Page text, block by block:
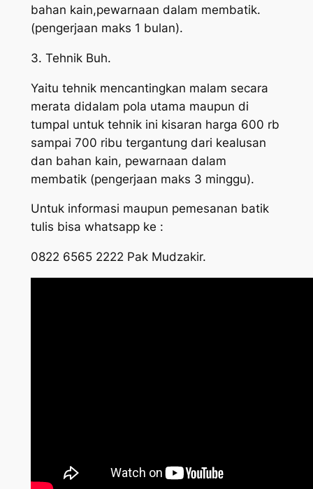
bahan kain,pewarnaan dalam membatik.
(pengerjaan maks 1 bulan).
3. Tehnik Buh.
Yaitu tehnik mencantingkan malam secara
merata didalam pola utama maupun di
tumpal untuk tehnik ini kisaran harga 600 rb
sampai 700 ribu tergantung dari kealusan
dan bahan kain, pewarnaan dalam
membatik (pengerjaan maks 3 minggu).
Untuk informasi maupun pemesanan batik
tulis bisa whatsapp ke :
0822 6565 2222 Pak Mudzakir.